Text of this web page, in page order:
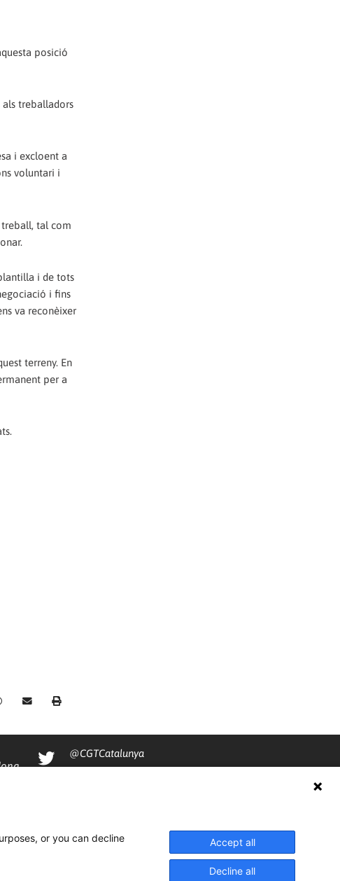
posició
als treballadors
i excloent a
voluntari i
treball, tal com
i de tots
i fins
va reconèixer
terreny. En
per a
@CGTCatalunya
cgtcatalunya
or you can decline
Accept all
Decline all